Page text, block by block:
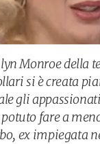
Monroe della
si è creata
gli
fare a
ex impiegata